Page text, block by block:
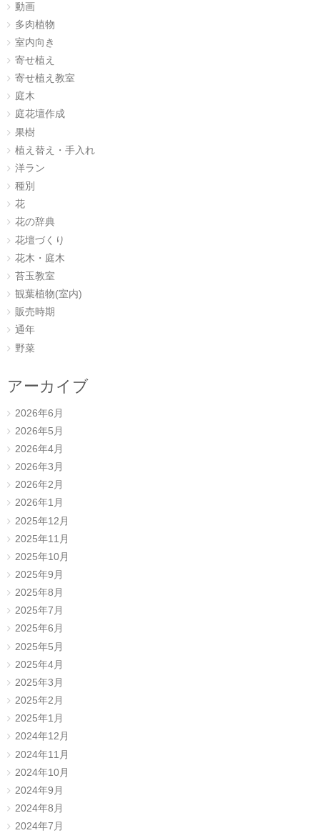
動画
多肉植物
室内向き
寄せ植え
寄せ植え教室
庭木
庭花壇作成
果樹
植え替え・手入れ
洋ラン
種別
花
花の辞典
花壇づくり
花木・庭木
苔玉教室
観葉植物(室内)
販売時期
通年
野菜
アーカイブ
2026年6月
2026年5月
2026年4月
2026年3月
2026年2月
2026年1月
2025年12月
2025年11月
2025年10月
2025年9月
2025年8月
2025年7月
2025年6月
2025年5月
2025年4月
2025年3月
2025年2月
2025年1月
2024年12月
2024年11月
2024年10月
2024年9月
2024年8月
2024年7月